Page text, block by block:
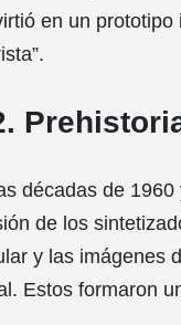
en un prototipo
décadas de
de los
y las imágenes
Estos formaron